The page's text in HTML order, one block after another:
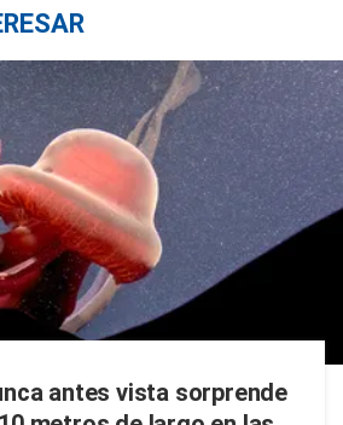
antes vista sorprende